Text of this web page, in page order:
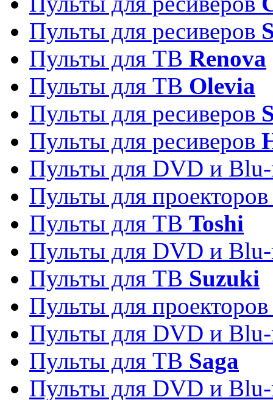
Пульты для ресиверов
Пульты для ТВ Renova
Пульты для ТВ Olevia
Пульты для ресиверов
Пульты для ресиверов
Пульты для DVD и
Пульты для
Пульты для ТВ Toshi
Пульты для DVD и
Пульты для ТВ Suzuki
Пульты для
Пульты для DVD и
Пульты для ТВ Saga
Пульты для DVD и